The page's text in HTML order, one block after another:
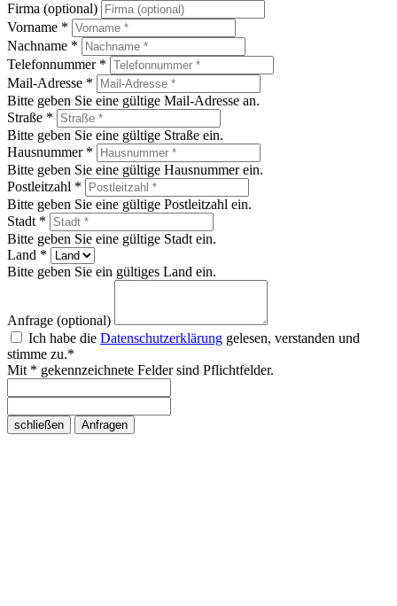
Firma (optional)
Vorname *
Nachname *
Telefonnummer *
Mail-Adresse *
Bitte geben Sie eine gültige Mail-Adresse an.
Straße *
Bitte geben Sie eine gültige Straße ein.
Hausnummer *
Bitte geben Sie eine gültige Hausnummer ein.
Postleitzahl *
Bitte geben Sie eine gültige Postleitzahl ein.
Stadt *
Bitte geben Sie eine gültige Stadt ein.
Land *
Bitte geben Sie ein gültiges Land ein.
Anfrage (optional)
Ich habe die Datenschutzerklärung gelesen, verstanden und
stimme zu.*
Mit * gekennzeichnete Felder sind Pflichtfelder.
schließen Anfragen